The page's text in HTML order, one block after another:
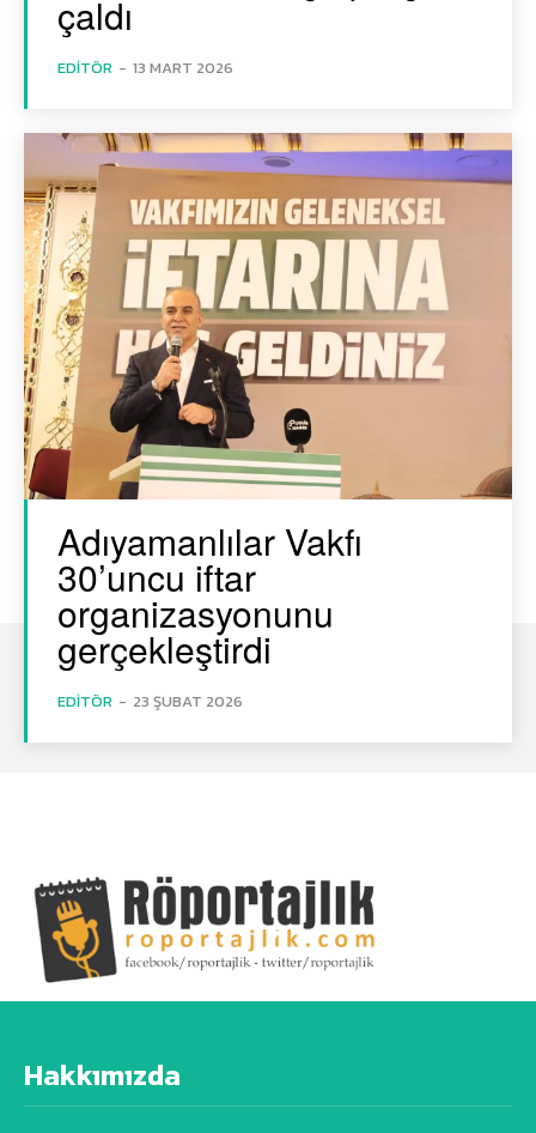
çaldı
EDITÖR - 13 MART 2026
Adıyamanlılar Vakfı
30’uncu iftar
organizasyonunu
gerçekleştirdi
EDITÖR - 23 ŞUBAT 2026
Hakkımızda